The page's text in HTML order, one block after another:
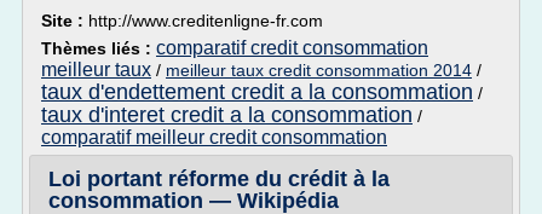
Site : http://www.creditenligne-fr.com
Thèmes liés : comparatif credit consommation
meilleur taux / meilleur taux credit consommation 2014 /
taux d'endettement credit a la consommation /
taux d'interet credit a la consommation /
comparatif meilleur credit consommation
Loi portant réforme du crédit à la
consommation — Wikipédia